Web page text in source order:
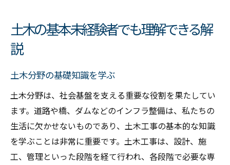
土木の基本未経験者でも理解できる解
説
土木分野の基礎知識を学ぶ
土木分野は、社会基盤を支える重要な役割を果たしてい
ます。道路や橋、ダムなどのインフラ整備は、私たちの
生活に欠かせないものであり、土木工事の基本的な知識
を学ぶことは非常に重要です。土木工事は、設計、施
工、管理といった段階を経て行われ、各段階で必要な専